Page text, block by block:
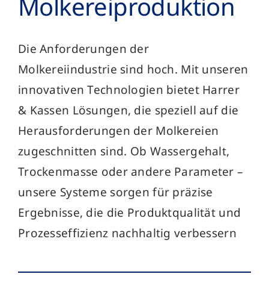
Die Anforderungen der
Molkereiindustrie sind hoch. Mit unseren
innovativen Technologien bietet Harrer
& Kassen Lösungen, die speziell auf die
Herausforderungen der Molkereien
zugeschnitten sind. Ob Wassergehalt,
Trockenmasse oder andere Parameter –
unsere Systeme sorgen für präzise
Ergebnisse, die die Produktqualität und
Prozesseffizienz nachhaltig verbessern